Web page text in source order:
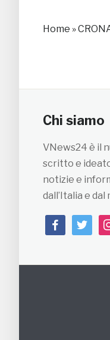
Home »
Chi siamo
VNews24 è il
scritto e
notizie e
dall’Italia e dal
facebooktwitter